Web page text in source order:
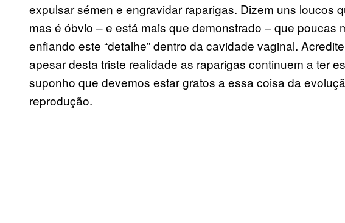
expulsar sémen e engravidar raparigas. Dizem uns loucos
mas é óbvio – e está mais que demonstrado – que poucas
enfiando este “detalhe” dentro da cavidade vaginal.
apesar desta triste realidade as raparigas continuem a ter
suponho que devemos estar gratos a essa coisa da
reprodução.